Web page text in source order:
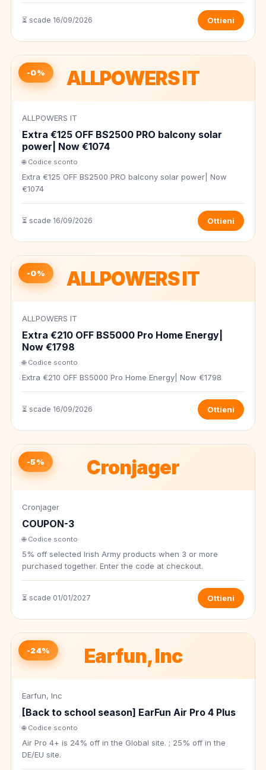
⏳ scade 16/09/2026 Ottieni
ALLPOWERS IT
-0%
ALLPOWERS IT
Extra €125 OFF BS2500 PRO balcony solar
power| Now €1074
🌐 Codice sconto
Extra €125 OFF BS2500 PRO balcony solar power| Now
€1074
⏳ scade 16/09/2026 Ottieni
ALLPOWERS IT
-0%
ALLPOWERS IT
Extra €210 OFF BS5000 Pro Home Energy|
Now €1798
🌐 Codice sconto
Extra €210 OFF BS5000 Pro Home Energy| Now €1798
⏳ scade 16/09/2026 Ottieni
Cronjager
-5%
Cronjager
COUPON-3
🌐 Codice sconto
5% off selected Irish Army products when 3 or more
purchased together. Enter the code at checkout.
⏳ scade 01/01/2027 Ottieni
Earfun, Inc
-24%
Earfun, Inc
[Back to school season] EarFun Air Pro 4 Plus
🌐 Codice sconto
Air Pro 4+ is 24% off in the Global site. ; 25% off in the
DE/EU site.